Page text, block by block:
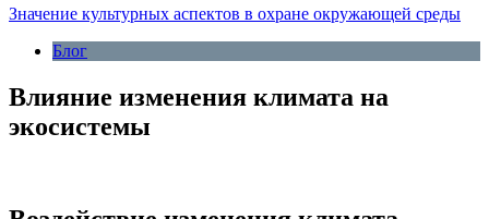
Значение культурных аспектов в охране окружающей среды
Блог
Влияние изменения климата на
экосистемы